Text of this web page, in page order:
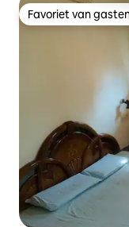
Favoriet van
Favoriet van